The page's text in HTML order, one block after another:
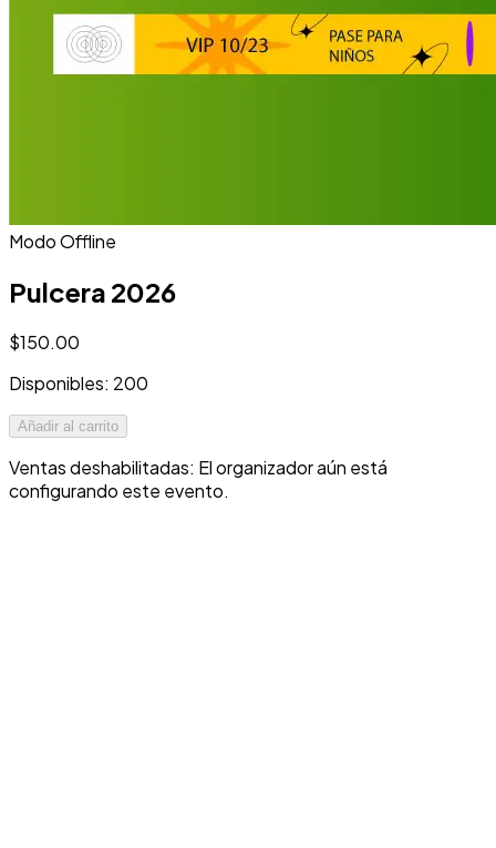
Modo Offline
Pulcera 2026
$150.00
Disponibles: 200
Añadir al carrito
Ventas deshabilitadas: El organizador aún está
configurando este evento.